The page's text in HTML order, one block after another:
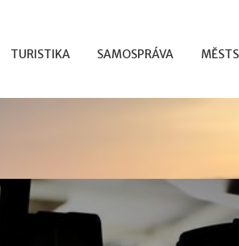
TURISTIKA SAMOSPRÁVA